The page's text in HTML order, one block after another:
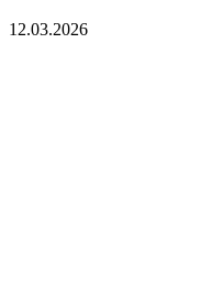
12.03.2026